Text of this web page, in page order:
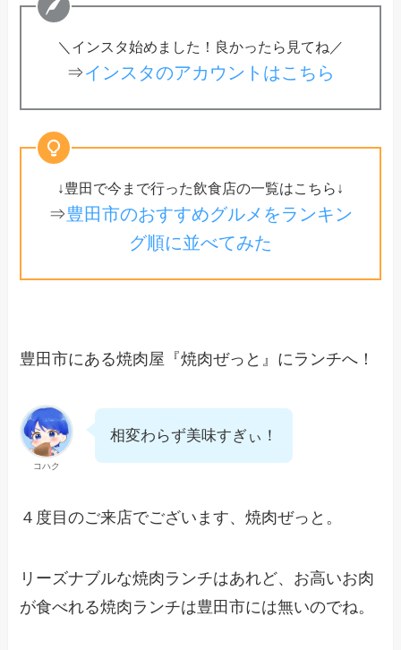
＼インスタ始めました！良かったら見てね／
⇒インスタのアカウントはこちら
↓豊田で今まで行った飲食店の一覧はこちら↓
⇒豊田市のおすすめグルメをランキン
グ順に並べてみた
豊田市にある焼肉屋『焼肉ぜっと』にランチへ！
コハク
相変わらず美味すぎぃ！
４度目のご来店でございます、焼肉ぜっと。
リーズナブルな焼肉ランチはあれど、お高いお肉
が食べれる焼肉ランチは豊田市には無いのでね。